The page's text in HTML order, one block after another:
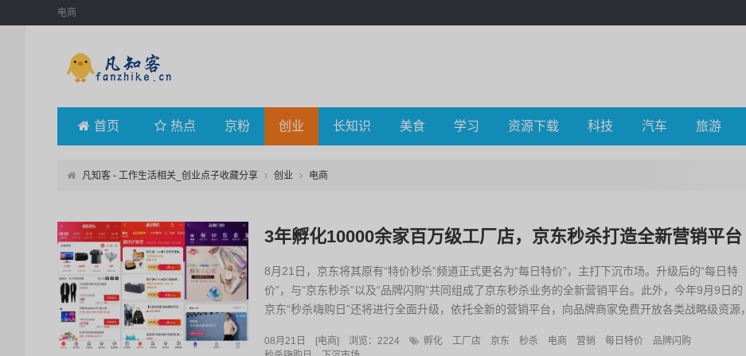
电商
首页 热点 京粉 创业 长知识 美食 学习 资源下载 科技 汽车 旅游
凡知客 - 工作生活相关_创业点子收藏分享 创业 电商
3年孵化10000余家百万级工厂店，京东秒杀打造全新营销平台
8月21日，京东将其原有“特价秒杀”频道正式更名为“每日特价”，主打下沉市场。升级后的“每日特
价”，与“京东秒杀”以及“品牌闪购”共同组成了京东秒杀业务的全新营销平台。此外，今年9月9日的
京东“秒杀嗨购日”还将进行全面升级，依托全新的营销平台，向品牌商家免费开放各类战略级资源，
08月21日 [电商] 浏览：2224 孵化 工厂店 京东 秒杀 电商 营销 每日特价
品牌闪购